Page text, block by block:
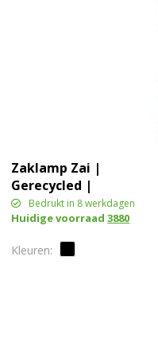
Zaklamp Zai |
Gerecycled |
Oplaadbaar
Bedrukt in 8 werkdagen
Huidige voorraad3880